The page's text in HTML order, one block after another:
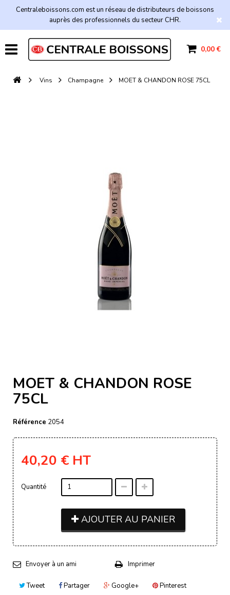
Centraleboissons.com est un réseau de distributeurs de boissons
auprès des professionnels du secteur CHR.
0,00 €
Vins Champagne MOET & CHANDON ROSE 75CL
MOET & CHANDON ROSE
75CL
Référence 2054
40,20 € HT
Quantité
AJOUTER AU PANIER
Envoyer à un ami Imprimer
Tweet Partager Google+ Pinterest